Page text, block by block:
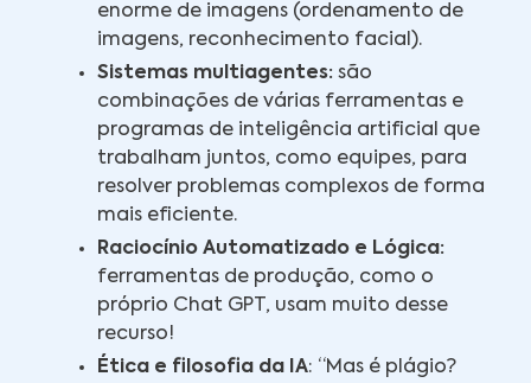
enorme de imagens (ordenamento de
imagens, reconhecimento facial).
Sistemas multiagentes:são
combinações de várias ferramentas e
programas de inteligência artificial que
trabalham juntos, como equipes, para
resolver problemas complexos de forma
mais eficiente.
Raciocínio Automatizado e Lógica:
ferramentas de produção, como o
próprio Chat GPT, usam muito desse
recurso!
Ética e filosofia da IA: “Mas é plágio?